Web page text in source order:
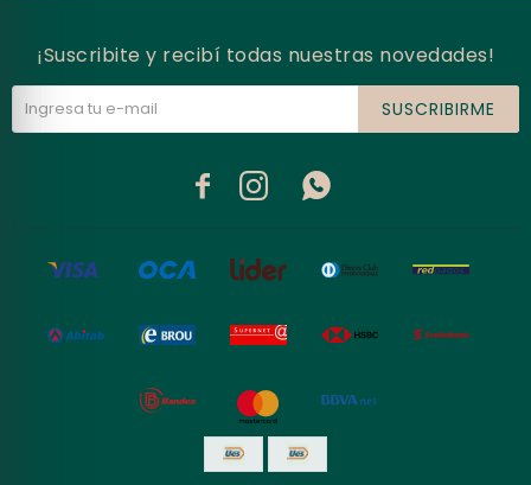
¡Suscribite y recibí todas nuestras novedades!
SUSCRIBIRME
  